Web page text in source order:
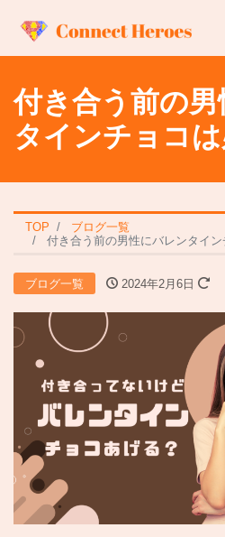
付き合う前の
タインチョコ
TOP
ブログ一覧
付き合う前の男性にバレンタイン
ブログ一覧 2024年2月6日